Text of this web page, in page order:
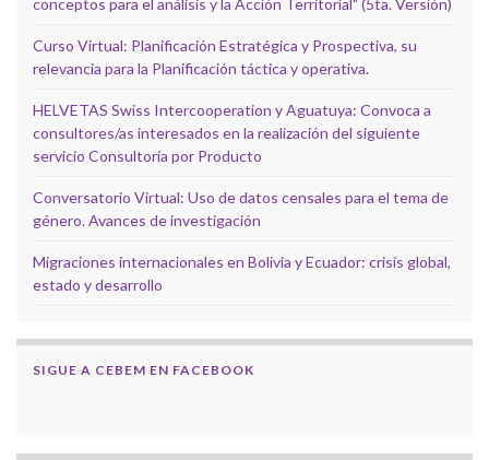
conceptos para el análisis y la Acción Territorial" (5ta. Versión)
Curso Virtual: Planificación Estratégica y Prospectiva, su
relevancia para la Planificación táctica y operativa.
HELVETAS Swiss Intercooperation y Aguatuya: Convoca a
consultores/as interesados en la realización del siguiente
servicio Consultoría por Producto
Conversatorio Virtual: Uso de datos censales para el tema de
género. Avances de investigación
Migraciones internacionales en Bolivia y Ecuador: crisis global,
estado y desarrollo
SIGUE A CEBEM EN FACEBOOK